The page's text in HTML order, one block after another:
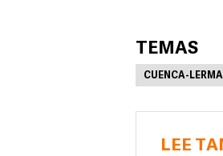
TEMAS
CUENCA-
LEE